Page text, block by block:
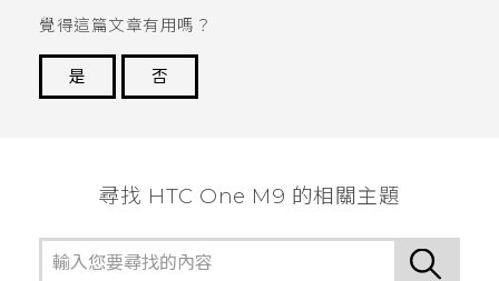
覺得這篇文章有用嗎？
是
否
尋找 HTC One M9 的相關主題